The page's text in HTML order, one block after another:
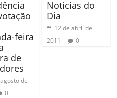
feira
de
de
0
Notícias do
Dia
12 de abril de
2011
0